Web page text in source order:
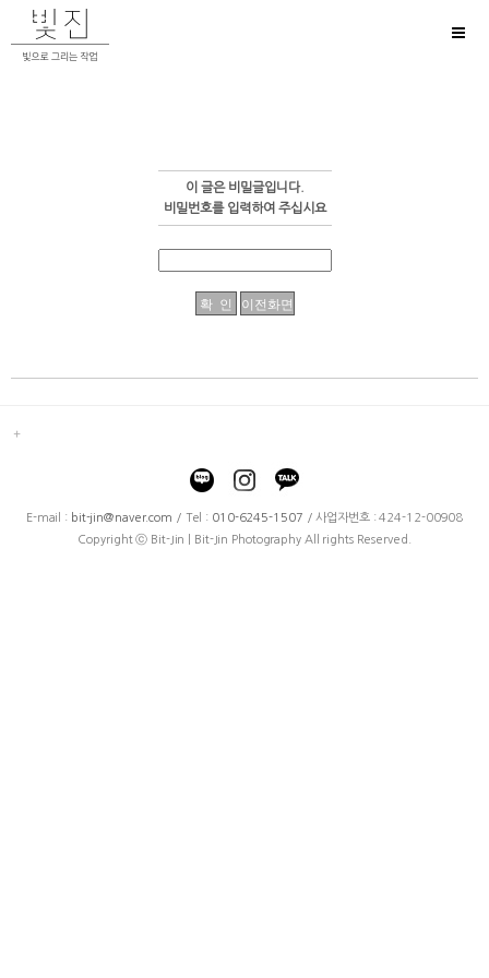
이 글은 비밀글입니다.
비밀번호를 입력하여 주십시요
E-mail : bit-jin@naver.com / Tel : 010-6245-1507 / 사업자번호 : 424-12-00908
Copyright ⓒ Bit-Jin | Bit-Jin Photography All rights Reserved.